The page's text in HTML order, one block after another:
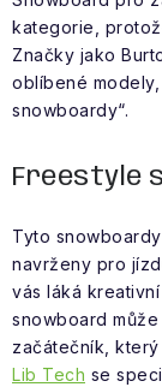
kategorie,
Značky jako
oblíbené
snowboardy“.
Freestyle
Tyto
navrženy pro
vás láká
snowboard
začátečník,
Lib Tech se